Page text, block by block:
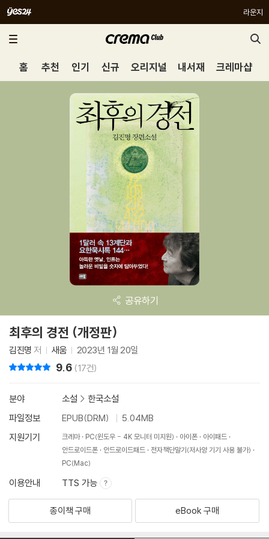
라운지
홈 추천 인기 신규 오리지널 내서재 크레마샵
공유하기
최후의 경전 (개정판)
김진명 저 새움 2023년 1월 20일
9.6 (17건)
분야 소설 > 한국소설
파일정보
EPUB(DRM)
5.04MB
지원기기
크레마 PC(윈도우 - 4K 모니터 미지원) 아이폰
아이패드
안드로이드폰
안드로이드패드
전자책단말기(저사양 기기 사용 불가)
PC(Mac)
이용안내 TTS 가능
종이책 구매 eBook 구매